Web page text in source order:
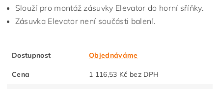
Slouží pro montáž zásuvky Elevator do horní sříňky.
Zásuvka Elevator není součásti balení.
Dostupnost Objednáváme
Cena 1 116,53 Kč bez DPH